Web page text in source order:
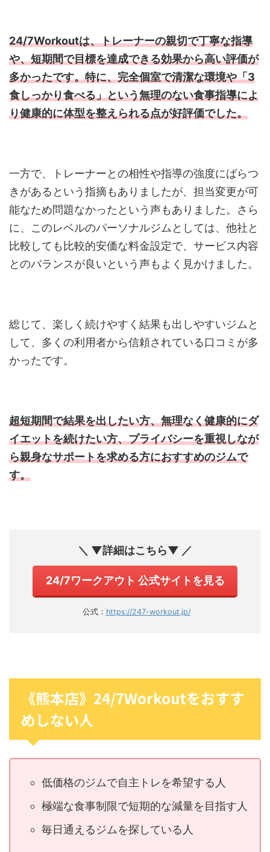
24/7Workoutは、トレーナーの親切で丁寧な指導
や、短期間で目標を達成できる効果から高い評価が
多かったです。特に、完全個室で清潔な環境や「3
食しっかり食べる」という無理のない食事指導によ
り健康的に体型を整えられる点が好評価でした。
一方で、トレーナーとの相性や指導の強度にばらつ
きがあるという指摘もありましたが、担当変更が可
能なため問題なかったという声もありました。さら
に、このレベルのパーソナルジムとしては、他社と
比較しても比較的安価な料金設定で、サービス内容
とのバランスが良いという声もよく見かけました。
総じて、楽しく続けやすく結果も出しやすいジムと
して、多くの利用者から信頼されている口コミが多
かったです。
超短期間で結果を出したい方、無理なく健康的にダ
イエットを続けたい方、プライバシーを重視しなが
ら親身なサポートを求める方におすすめのジムで
す。
＼ ▼詳細はこちら▼ ／
24/7ワークアウト 公式サイトを見る
公式： https://247-workout.jp/
《熊本店》24/7Workoutをおすす
めしない人
低価格のジムで自主トレを希望する人
極端な食事制限で短期的な減量を目指す人
毎日通えるジムを探している人